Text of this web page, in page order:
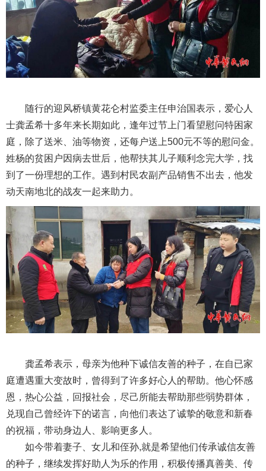
随行的迎风桥镇黄花仑村监委主任申治国表示，爱心人
士龚孟希十多年来长期如此，逢年过节上门看望慰问特困家
庭，除了送米、油等物资，还每户送上500元不等的慰问金。
姓杨的贫困户因病去世后，他帮扶其儿子顺利念完大学，找
到了一份理想的工作。遇到村民农副产品销售不出去，他发
动天南地北的战友一起来助力。
龚孟希表示，母亲为他种下诚信友善的种子，在自已家
庭遭遇重大变故时，曾得到了许多好心人的帮助。他心怀感
恩，热心公益，回报社会，尽己所能去帮助那些弱势群体，
兑现自己曾经许下的诺言，向他们表达了诚挚的敬意和新春
的祝福，带动身边人、影响更多人。
如今带着妻子、女儿和侄孙,就是希望他们传承诚信友善
的种子，继续发挥好助人为乐的作用，积极传播真善美、传